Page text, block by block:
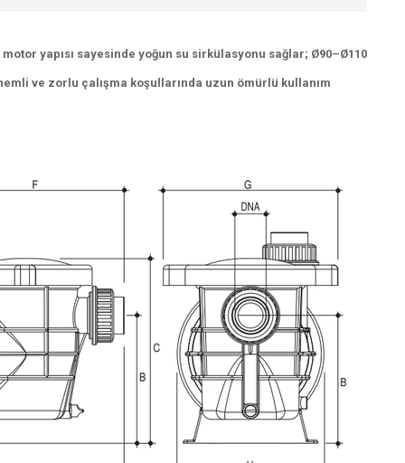
yapısı sayesinde yoğun su sirkülasyonu sağlar; Ø90–Ø110
ve zorlu çalışma koşullarında uzun ömürlü kullanım